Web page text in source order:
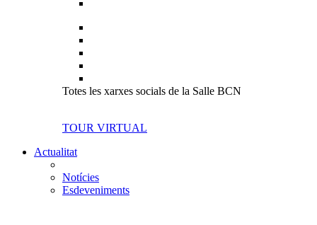
Totes les xarxes socials de la Salle BCN
TOUR VIRTUAL
Actualitat
Notícies
Esdeveniments